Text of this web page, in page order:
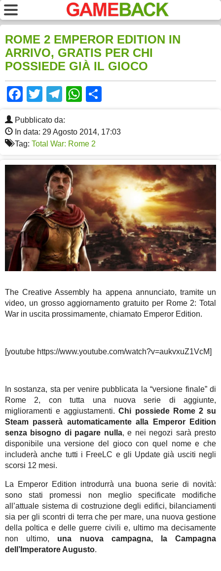
ROME 2 EMPEROR EDITION IN
ARRIVO, GRATIS PER CHI
POSSIEDE GIÀ IL GIOCO
Facebook
TwitterTelegram
WhatsApp
Pubblicato da:
In data: 29 Agosto 2014, 17:03
Tag: Total War: Rome 2
The Creative Assembly ha appena annunciato, tramite un
video, un grosso aggiornamento gratuito per Rome 2: Total
War in uscita prossimamente, chiamato Emperor Edition.
[youtube https://www.youtube.com/watch?v=aukvxuZ1VcM]
In sostanza, sta per venire pubblicata la “versione finale” di
Rome 2, con tutta una nuova serie di aggiunte,
miglioramenti e aggiustamenti.Chi possiede Rome 2 su
Steam passerà automaticamente alla Emperor Edition
senza bisogno di pagare nulla, e nei negozi sarà presto
disponibile una versione del gioco con quel nome e che
includerà anche tutti i FreeLC e gli Update già usciti negli
scorsi 12 mesi.
La Emperor Edition introdurrà una buona serie di novità:
sono stati promessi non meglio specificate modifiche
all’attuale sistema di costruzione degli edifici, bilanciamenti
sia per gli scontri di terra che per mare, una nuova gestione
della poltica e delle guerre civili e, ultimo ma decisamente
non ultimo, una nuova campagna, la Campagna
dell’Imperatore Augusto.